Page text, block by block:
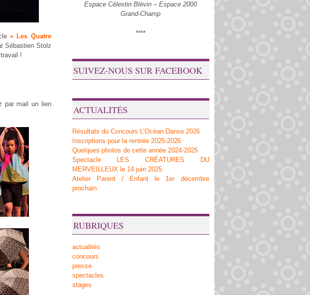
« Les Quatre
Sébastien Stolz
!
par mail un lien
Espace Célestin Blévin – Espace 2000
Grand-Champ
****
SUIVEZ-NOUS SUR FACEBOOK
ACTUALITÉS
Résultats du Concours L’Océan Danse 2026
Inscriptions pour la rentrée 2025-2026
Quelques photos de cette année 2024-2025
Spectacle LES CRÉATURES DU
MERVEILLEUX le 14 juin 2025
Atelier Parent / Enfant le 1er décembre
prochain
RUBRIQUES
actualités
concours
presse
spectacles
stages